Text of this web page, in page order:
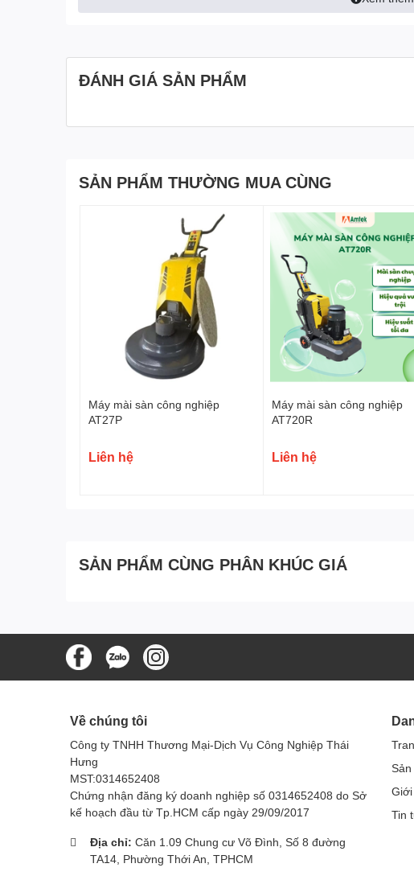
Ứng dụng của máy hút bụi
Các lĩnh vực khác:Phòng thí nghiệm, bệnh viện,...
ĐÁNH GIÁ SẢN PHẨM
SẢN PHẨM THƯỜNG MUA CÙNG
Máy mài sàn công nghiệp
AT27P
Liên hệ
Máy mài sàn công nghiệp
AT720R
Liên hệ
SẢN PHẨM CÙNG PHÂN KHÚC GIÁ
Về chúng tôi
Công ty TNHH Thương Mại-Dịch Vụ Công Nghiệp Thái
Hưng
MST:0314652408
Chứng nhận đăng ký doanh nghiệp số 0314652408 do Sở
kế hoạch đầu từ Tp.HCM cấp ngày 29/09/2017
Địa chỉ: Căn 1.09 Chung cư Võ Đình, Số 8 đường
TA14, Phường Thới An, TPHCM
Tin